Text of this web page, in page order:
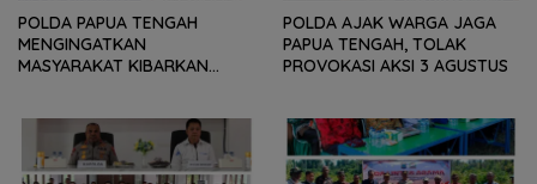
POLDA PAPUA TENGAH
MENGINGATKAN
MASYARAKAT KIBARKAN
POLDA AJAK WARGA JAGA
PAPUA TENGAH, TOLAK
PROVOKASI AKSI 3 AGUSTUS